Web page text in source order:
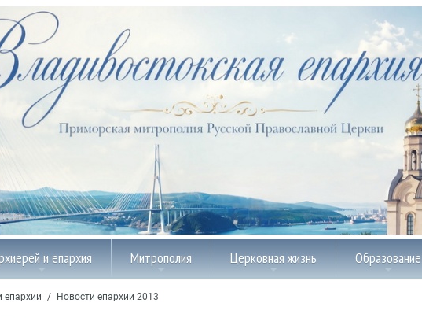
и епархия Митрополия Церковная жизнь Образование
епархии / Новости епархии 2013